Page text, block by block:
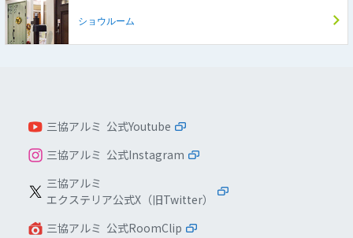
ショウルーム
三協アルミ 公式Youtube
三協アルミ 公式Instagram
三協アルミ
エクステリア公式X（旧Twitter）
三協アルミ 公式RoomClip